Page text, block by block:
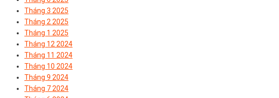
Tháng 3 2025
Tháng 2 2025
Tháng 1 2025
Tháng 12 2024
Tháng 11 2024
Tháng 10 2024
Tháng 9 2024
Tháng 7 2024